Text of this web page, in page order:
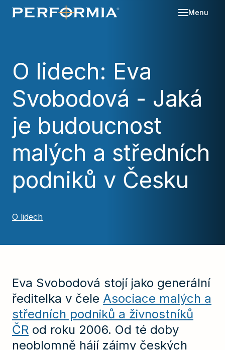
Menu
O lidech: Eva
Svobodová - Jaká
je budoucnost
malých a středních
podniků v Česku
O lidech
Eva Svobodová stojí jako generální
ředitelka v čele Asociace malých a
středních podniků a živnostníků
ČR od roku 2006. Od té doby
neoblomně hájí zájmy českých